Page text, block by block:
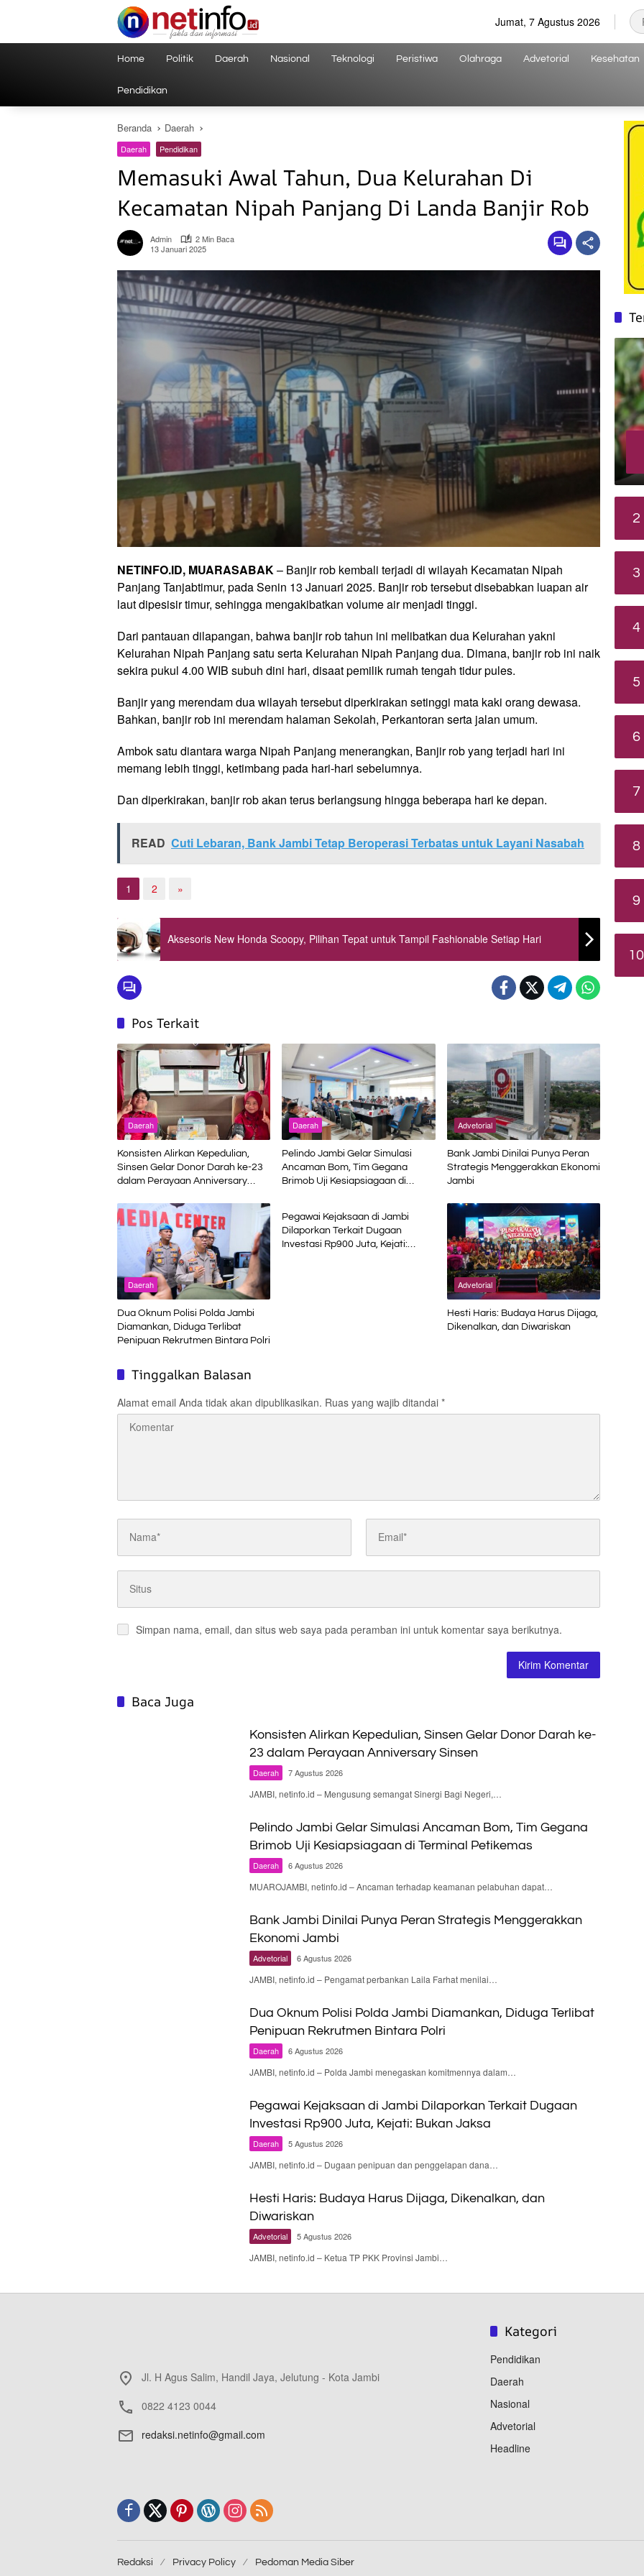
Jumat, 7 Agustus 2026
Home Politik Daerah Nasional Teknologi Peristiwa Olahraga Advetorial Kesehatan
Pendidikan
Beranda Daerah
Daerah Pendidikan
Memasuki Awal Tahun, Dua Kelurahan Di
Kecamatan Nipah Panjang Di Landa Banjir Rob
Admin
2 Min Baca
13 Januari 2025
NETINFO.ID, MUARASABAK – Banjir rob kembali terjadi di wilayah Kecamatan Nipah
Panjang Tanjabtimur, pada Senin 13 Januari 2025. Banjir rob tersebut disebabkan luapan air
laut dipesisir timur, sehingga mengakibatkan volume air menjadi tinggi.
Dari pantauan dilapangan, bahwa banjir rob tahun ini melibatkan dua Kelurahan yakni
Kelurahan Nipah Panjang satu serta Kelurahan Nipah Panjang dua. Dimana, banjir rob ini naik
sekira pukul 4.00 WIB subuh dini hari, disaat pemilik rumah tengah tidur pules.
Banjir yang merendam dua wilayah tersebut diperkirakan setinggi mata kaki orang dewasa.
Bahkan, banjir rob ini merendam halaman Sekolah, Perkantoran serta jalan umum.
Ambok satu diantara warga Nipah Panjang menerangkan, Banjir rob yang terjadi hari ini
memang lebih tinggi, ketimbang pada hari-hari sebelumnya.
Dan diperkirakan, banjir rob akan terus berlangsung hingga beberapa hari ke depan.
READ Cuti Lebaran, Bank Jambi Tetap Beroperasi Terbatas untuk Layani Nasabah
1 2 »
Aksesoris New Honda Scoopy, Pilihan Tepat untuk Tampil Fashionable Setiap Hari
Pos Terkait
Daerah
Konsisten Alirkan Kepedulian,
Sinsen Gelar Donor Darah ke-23
dalam Perayaan Anniversary
Daerah
Pelindo Jambi Gelar Simulasi
Ancaman Bom, Tim Gegana
Brimob Uji Kesiapsiagaan di
Advetorial
Bank Jambi Dinilai Punya Peran
Strategis Menggerakkan Ekonomi
Jambi
Daerah
Dua Oknum Polisi Polda Jambi
Diamankan, Diduga Terlibat
Penipuan Rekrutmen Bintara Polri
Pegawai Kejaksaan di Jambi
Dilaporkan Terkait Dugaan
Investasi Rp900 Juta, Kejati:
Advetorial
Hesti Haris: Budaya Harus Dijaga,
Dikenalkan, dan Diwariskan
Tinggalkan Balasan
Alamat email Anda tidak akan dipublikasikan. Ruas yang wajib ditandai *
Simpan nama, email, dan situs web saya pada peramban ini untuk komentar saya berikutnya.
Baca Juga
Konsisten Alirkan Kepedulian, Sinsen Gelar Donor Darah ke-
23 dalam Perayaan Anniversary Sinsen
Daerah 7 Agustus 2026
JAMBI, netinfo.id – Mengusung semangat Sinergi Bagi Negeri,…
Pelindo Jambi Gelar Simulasi Ancaman Bom, Tim Gegana
Brimob Uji Kesiapsiagaan di Terminal Petikemas
Daerah 6 Agustus 2026
MUAROJAMBI, netinfo.id – Ancaman terhadap keamanan pelabuhan dapat…
Bank Jambi Dinilai Punya Peran Strategis Menggerakkan
Ekonomi Jambi
Advetorial 6 Agustus 2026
JAMBI, netinfo.id – Pengamat perbankan Laila Farhat menilai…
Dua Oknum Polisi Polda Jambi Diamankan, Diduga Terlibat
Penipuan Rekrutmen Bintara Polri
Daerah 6 Agustus 2026
JAMBI, netinfo.id – Polda Jambi menegaskan komitmennya dalam…
Pegawai Kejaksaan di Jambi Dilaporkan Terkait Dugaan
Investasi Rp900 Juta, Kejati: Bukan Jaksa
Daerah 5 Agustus 2026
JAMBI, netinfo.id – Dugaan penipuan dan penggelapan dana…
Hesti Haris: Budaya Harus Dijaga, Dikenalkan, dan
Diwariskan
Advetorial 5 Agustus 2026
JAMBI, netinfo.id – Ketua TP PKK Provinsi Jambi…
2
3
4
5
6
7
8
9
10
Jl. H Agus Salim, Handil Jaya, Jelutung - Kota Jambi
0822 4123 0044
redaksi.netinfo@gmail.com
Kategori
Pendidikan
Daerah
Nasional
Advetorial
Headline
Redaksi Privacy Policy Pedoman Media Siber